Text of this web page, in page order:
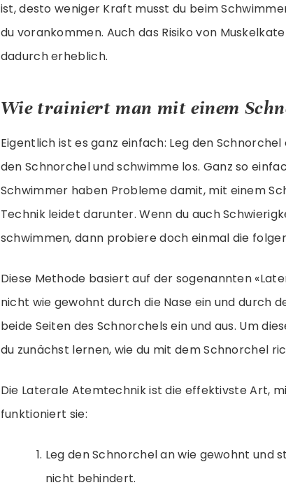
ist, desto weniger Kraft musst du beim
du vorankommen. Auch das Risiko von
dadurch erheblich.
Wie trainiert man mit einem
Eigentlich ist es ganz einfach: Leg den
den Schnorchel und schwimme los. Ganz so
Schwimmer haben Probleme damit, mit einem
Technik leidet darunter. Wenn du auch
schwimmen, dann probiere doch einmal die
Diese Methode basiert auf der sogenannten
nicht wie gewohnt durch die Nase ein und durch
beide Seiten des Schnorchels ein und aus. Um
du zunächst lernen, wie du mit dem Schnorchel
Die Laterale Atemtechnik ist die effektivste Art,
funktioniert sie:
Leg den Schnorchel an wie gewohnt und
nicht behindert.